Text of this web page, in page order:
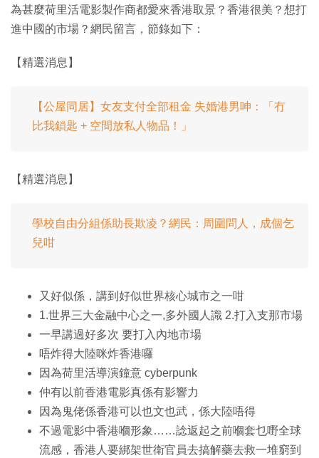
為甚麼荷里活電影製作商都愛來香港取景？香港很美？想打
進中國的市場？網民留言，節錄如下：
【精選消息】
【公屋同居】女友支付全部租金 失婚港男呻：「冇
比我鎖匙 + 空間放私人物品！」
【精選消息】
學校自由分組係助長欺凌？網民：周圍問人，成個乞
兒咁
又好似係，講到好似世界核心城市之一咁
1.世界三大金融中心之一,多外國人識 2.打入支那市場
一早講過好多次 要打入內地市場
唔炸得大陸咪炸香港囉
因為荷里活導演鐘意 cyberpunk
仲有以前香港電影真係有影響力
因為鬼佬係香港可以也文也武，係大陸唔得
不過電影中香港嗰形象……諗返起之前嗰套乜嘢全球
流感，香港人要綁架世衛官員去搞解藥去救一堆窮到